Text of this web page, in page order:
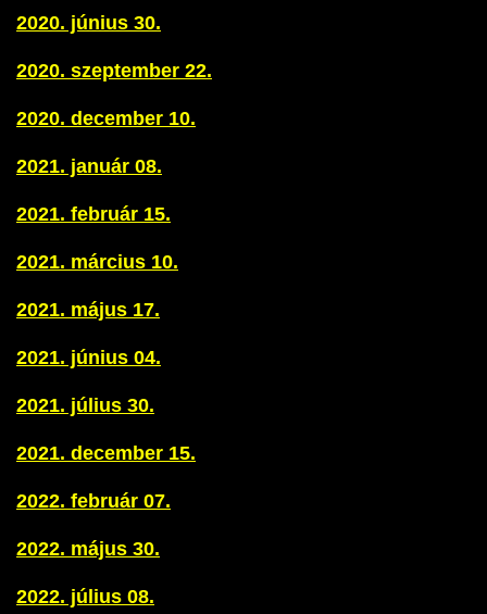
2020. június 30.
2020. szeptember 22.
2020. december 10.
2021. január 08.
2021. február 15.
2021. március 10.
2021. május 17.
2021. június 04.
2021. július 30.
2021. december 15.
2022. február 07.
2022. május 30.
2022. július 08.